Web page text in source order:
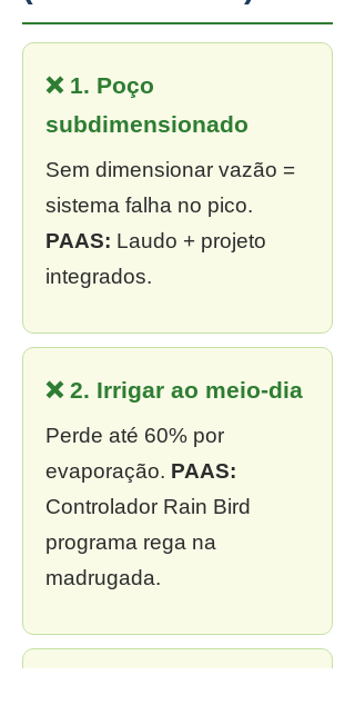
❌ 1. Poço
subdimensionado
Sem dimensionar vazão =
sistema falha no pico.
PAAS: Laudo + projeto
integrados.
❌ 2. Irrigar ao meio-dia
Perde até 60% por
evaporação. PAAS:
Controlador Rain Bird
programa rega na
madrugada.